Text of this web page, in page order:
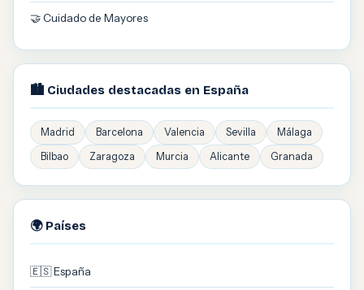
🤝 Cuidado de Mayores
🏙️ Ciudades destacadas en España
Madrid Barcelona Valencia Sevilla
Málaga
Bilbao
Zaragoza Murcia Alicante Granada
🌍 Países
🇪🇸 España